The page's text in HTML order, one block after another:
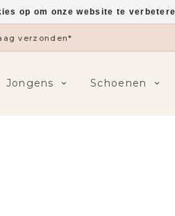
verzonden*
Jongens Schoenen
op om onze website te